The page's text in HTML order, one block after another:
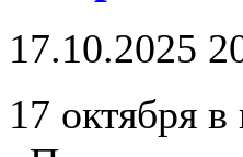
17.10.2025
17 октября